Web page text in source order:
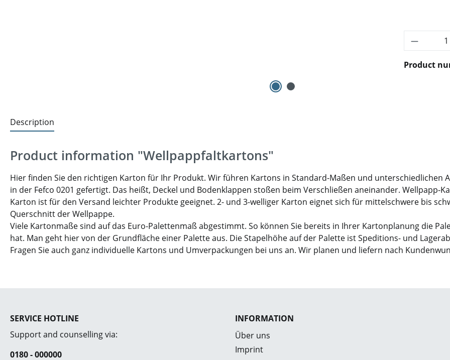
Product
Description
Product information "Wellpappfaltkartons"
Hier finden Sie den richtigen Karton für Ihr Produkt. Wir führen Kartons in Standard-Maßen und unterschiedlichen
in der Fefco 0201 gefertigt. Das heißt, Deckel und Bodenklappen stoßen beim Verschließen aneinander.
Karton ist für den Versand leichter Produkte geeignet. 2- und 3-welliger Karton eignet sich für mittelschwere bis
Querschnitt der Wellpappe.
Viele Kartonmaße sind auf das Euro-Palettenmaß abgestimmt. So können Sie bereits in Ihrer Kartonplanung die
hat. Man geht hier von der Grundfläche einer Palette aus. Die Stapelhöhe auf der Palette ist Speditions- und
Fragen Sie auch ganz individuelle Kartons und Umverpackungen bei uns an. Wir planen und liefern nach
SERVICE HOTLINE
Support and counselling via:
0180 - 000000
INFORMATION
Über uns
Imprint